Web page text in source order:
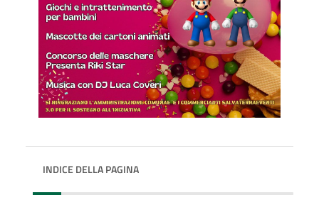
INDICE DELLA PAGINA